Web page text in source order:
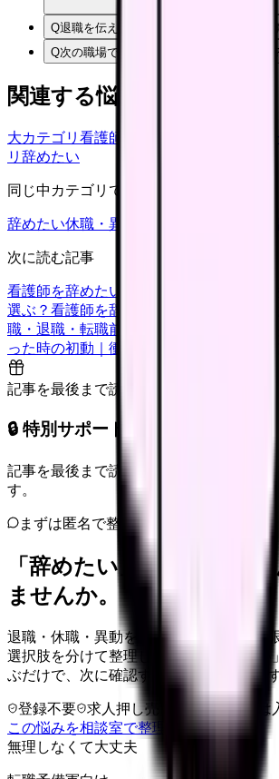
Q退職を伝える前に何を準備すればいいで
Q次の職場では何を確認すればいいですか
関連する悩みカテゴリ
大カテゴリ 看護師の悩み 辞め
リ 辞めたい
同じ中カテゴリで見る
辞めたい休職・異動 退職手
次に読む記事
看護師を辞めたい時の判断基準｜転職・
選ぶ？ 看護師を辞めたいけどお金が不安
職・退職・転職前に確認すること
看護師
った時の初動｜衝動的に辞める前に今日
記事を最後まで読むと解放
🔒 特別サポート枠（未開放）
記事を最後まで読むと、転職サポートの
す。
まずは匿名で整理
「辞めたい」を、カンゴ
ませんか。
退職・休職・異動を急いで決める前に、
選択肢を分けて整理します。 「辞めたい
ぶだけで、次に確認することまで進めます
登録不要 求人押し売りなし
病院名は
この悩みを相談室で整理する
無理しなくて大丈夫